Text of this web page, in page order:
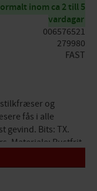
inom ca 2 till 5
vardagar
006576521
279980
FAST
og
fås i alle
gevind. Bits: TX.
Materiale: Rustfrit
BRK=200.